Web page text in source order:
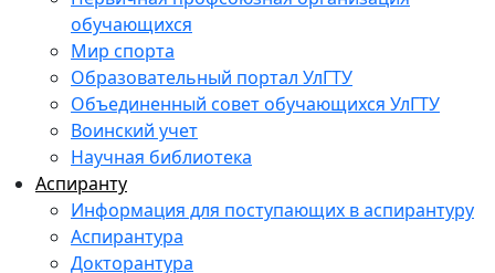
обучающихся
Мир спорта
Образовательный портал УлГТУ
Объединенный совет обучающихся УлГТУ
Воинский учет
Научная библиотека
Аспиранту
Информация для поступающих в аспирантуру
Аспирантура
Докторантура